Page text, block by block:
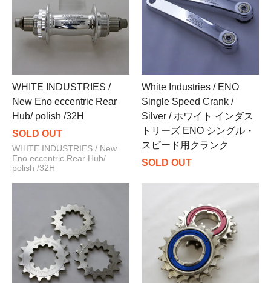
WHITE INDUSTRIES /
New Eno eccentric Rear
Hub/ polish /32H
SOLD OUT
WHITE INDUSTRIES / New
Eno eccentric Rear Hub/
polish /32H
White Industries / ENO
Single Speed Crank /
Silver / ホワイト インダス
トリーズ ENO シングル・
スピード用クランク
SOLD OUT